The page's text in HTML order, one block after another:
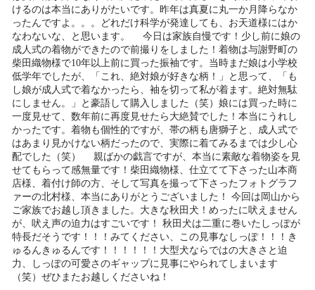
けるのは本当にありがたいです。昨年は真夏に丸一か月降らなか
ったんですよ。。。どれだけ科学が発達しても、お天道様にはか
なわないな、と思います。 今日は家族自慢です！少し前に娘の
成人式の着物ができたので前撮りをしました！着物は与謝野町の
柴田織物様で10年以上前に買った振袖です。当時まだ娘は小学校
低学年でしたが、「これ、絶対娘が好きな柄！」と思って、「も
し娘が成人式で着なかったら、袖を切って私が着ます。絶対無駄
にしません。」と豪語して購入しました（笑）娘には買った時に
一度見せて、数年前に再度見せたら大絶賛でした！本当にうれし
かったです。着物も個性的ですが、帯の柄も唐獅子と、成人式で
はあまり見かけない柄だったので、実際に着てみるまでは少し心
配でした（笑） 親ばかの戯言ですが、本当に素敵な着物姿を見
せてもらって感無量です！柴田織物様、仕立てて下さった山本商
店様、着付け師の方、そして写真を撮って下さったフォトグラフ
ァーの北村様、本当にありがとうございました！ 今回は岡山から
ご家族でお越し頂きました。大きな秋田犬！めったに吠えません
が、吠え声の迫力はすごいです！ 秋田犬は二重に巻いたしっぽが
特長だそうです！！！みてください、この見事なしっぽ！！！き
ゅるんきゅるんです！！！！！！大型犬ならではの大きさと迫
力、しっぽの可愛さのギャップに見事にやられてしまいます
（笑）ぜひまたお越しくださいね！